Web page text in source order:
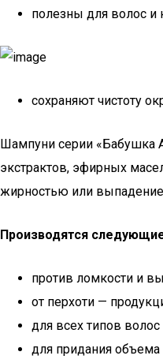
полезны для волос и
сохраняют чистоту
Шампуни серии «Бабушка
экстрактов, эфирных
жирностью или
Производятся
против ломкости и
от перхоти —
для всех типов
для придания